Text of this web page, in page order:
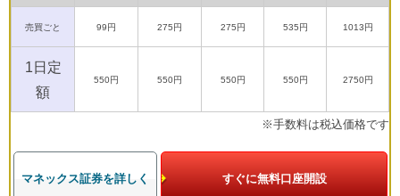
売買ごと 99円 275円 275円 535円 1013円
1日定
額
550円 550円 550円 550円 2750円
※手数料は税込価格です
マネックス証券を詳しく すぐに無料口座開設